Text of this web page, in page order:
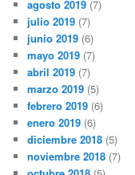
agosto 2019 (7)
julio 2019 (7)
junio 2019 (6)
mayo 2019 (7)
abril 2019 (7)
marzo 2019 (5)
febrero 2019 (6)
enero 2019 (6)
diciembre 2018 (5)
noviembre 2018 (7)